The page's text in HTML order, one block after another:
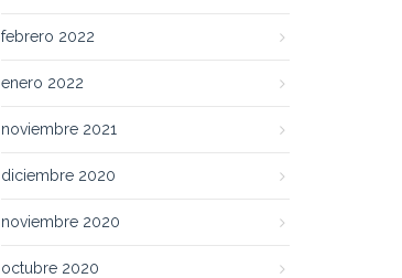
febrero 2022
enero 2022
noviembre 2021
diciembre 2020
noviembre 2020
octubre 2020